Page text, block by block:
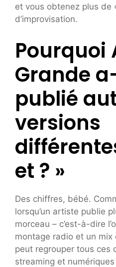
et vous obtenez plus de
d’improvisation.
Pourquoi
Grande
publié
versions
et ? »
Des chiffres, bébé.
lorsqu’un artiste publie
morceau – c’est-à-dire
montage radio et un mix
peut regrouper tous ces
streaming et